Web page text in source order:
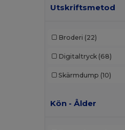
Utskriftsmetod
Broderi (22)
Digitaltryck (68)
Skärmdump (10)
Kön - Ålder